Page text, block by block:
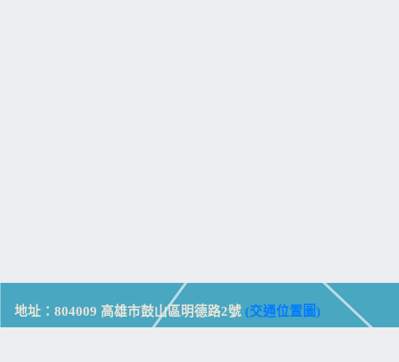
地址：804009 高雄市鼓山區明德路2號 (交通位置圖)